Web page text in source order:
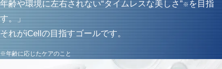
年齢や環境に左右されない“タイムレスな美しさ”※ を目指
す。」
それがiCellの目指すゴールです。
※年齢に応じたケアのこと